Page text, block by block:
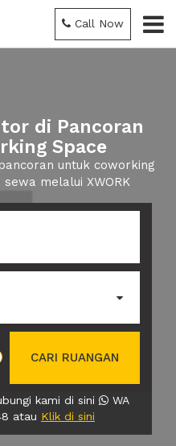
Call Now
di Pancoran
Space
untuk coworking
melalui XWORK
CARI RUANGAN
kami di sini
WA
atau Klik di sini